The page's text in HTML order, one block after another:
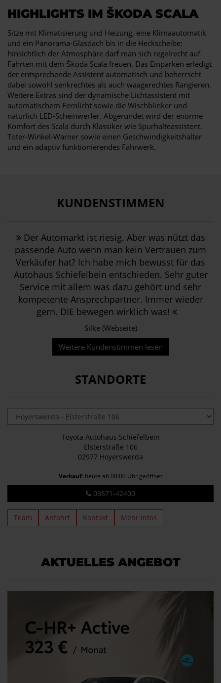
HIGHLIGHTS IM ŠKODA SCALA
Sitze mit Klimatisierung und Heizung, eine Klimaautomatik
und ein Panorama-Glasdach bis in die Heckscheibe:
hinsichtlich der Atmosphäre darf man sich regelrecht auf
Fahrten mit dem Škoda Scala freuen. Das Einparken erledigt
der entsprechende Assistent automatisch und beherrscht
dabei sowohl senkrechtes als auch waagerechtes Rangieren.
Weitere Extras sind der dynamische Lichtassistent mit
automatischem Fernlicht sowie die Wischblinker und
natürlich LED-Scheinwerfer. Abgerundet wird der enorme
Komfort des Scala durch Klassiker wie Spurhalteassistent,
Toter-Winkel-Warner sowie einen Geschwindigkeitshalter
und ein adaptiv funktionierendes Fahrwerk.
KUNDENSTIMMEN
Der Automarkt ist riesig. Aber was nützt das
passende Auto wenn man kein Vertrauen zum
Verkäufer hat? Ich habe mich bewusst für das
Autohaus Schiefelbein entschieden. Sehr guter
Service mit allem was dazu gehört und sehr
kompetente Ansprechpartner. Immer wieder
gern. DIE bewegen wirklich was!
Silke (Webseite)
Weitere Kundenstimmen lesen
STANDORTE
Toyota Autohaus Schiefelbein
Elsterstraße 106
02977 Hoyerswerda
Verkauf: heute ab 08:00 Uhr geöffnet
03571-42400
Team Anfahrt Kontakt Mehr Infos
AKTUELLES ANGEBOT